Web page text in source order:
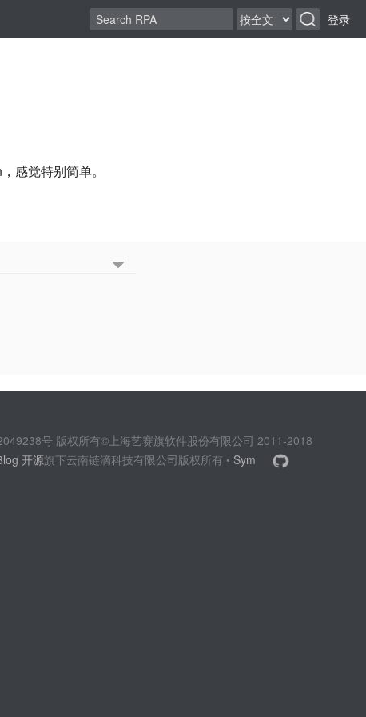
登录
感觉特别简单。
号 版权所有©上海艺赛旗软件股份有限公司 2011-2018
开源旗下云南链滴科技有限公司版权所有 • Sym